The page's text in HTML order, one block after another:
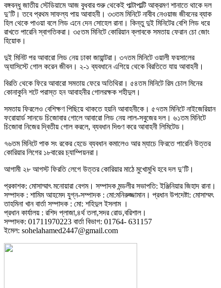
বঙ্গবন্ধু জাতীয় স্টেডিয়ামে আজ বুধবার শুরু থেকেই পাল্টাপাল্টি আক্রমণ শানাতে থাকে দল
দু’টি। তবে প্রথম সাফল্য পায় আবাহনী। ৩৩তম মিনিটে নাবীব নেওয়াজ জীবনের ব্যাক
হিল থেকে পাওয়া বলে লিড এনে দেন সোহেল রানা। কিন্তু দুই মিনিটের বেশি লিড ধরে
রাখতে পারেনি স্বাগতিকরা। ৩৫তম মিনিটে কোরিয়ান ক্লাবকে সমতায় ফেরান চো জোং
হিয়োক।
দুই মিনিট পর আবারো লিড নেয় ঢাকা জায়ান্টরা। ৩৭তম মিনিটে ওয়ালী ফয়সালের
অ্যাসিস্টে গোল করেন জীবন। ২-১ ব্যবধানে এগিয়ে থেকে বিরতিতে যায় আবাহনী।
বিরতি থেকে ফিরে আবারো সমতায় ফেরে অতিথিরা। ৫৪তম মিনিটে রিম চোল মিনের
কোনাকুনি শটে পরাস্ত হন আবাহনীর গোলরক্ষক শহীদুল।
সমতায় ফিরলেও বেশিক্ষণ পিছিয়ে থাকতে হয়নি আবাহনীকে। ৫৭তম মিনিটে নাইজেরিয়ান
ফরোয়ার্ড সানডে চিজোবার গোলে আবারো লিড নেয় লাল-সবুজের দল। ৬১তম মিনিটে
চিজোবা নিজের দ্বিতীয় গোল করলে, ব্যবধান দিগুণ করে আবাহনী লিমিটেড।
৭৬তম মিনিটে পাক সং রকের হেডে ব্যবধান কমালেও আর ম্যাচে ফিরতে পারেনি উত্তর
কোরিয়ার লিগের ১৮বারের চ্যাম্পিয়নরা।
আগামী ২৮ আগস্ট ফিরতি লেগে উত্তর কোরিয়ার মাঠে মুখোমুখি হবে দল দু’টি।
প্রকাশক: মোসাম্মাৎ মনোয়ারা বেগম। সম্পাদক মন্ডলীর সভাপতি: ইঞ্জিনিয়ার জিহাদ রানা।
সম্পাদক : শামিম আহমেদ যুগ্ন-সম্পাদক : মো:মনিরুজ্জামান। প্রধান উপদেষ্টা: মোসাম্মৎ
তাহমিনা খান বার্তা সম্পাদক : মো: শহিদুল ইসলাম ।
প্রধান কার্যালয় : রশিদ প্লাজা,৪র্থ তলা,সদর রোড,বরিশাল।
সম্পাদক: 01711970223 বার্তা বিভাগ: 01764- 631157
ইমেল: sohelahamed2447@gmail.com